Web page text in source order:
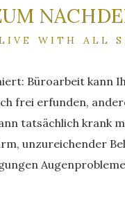
WITH ALL
Büroarbeit kann
frei erfunden,
tatsächlich krank
unzureichender